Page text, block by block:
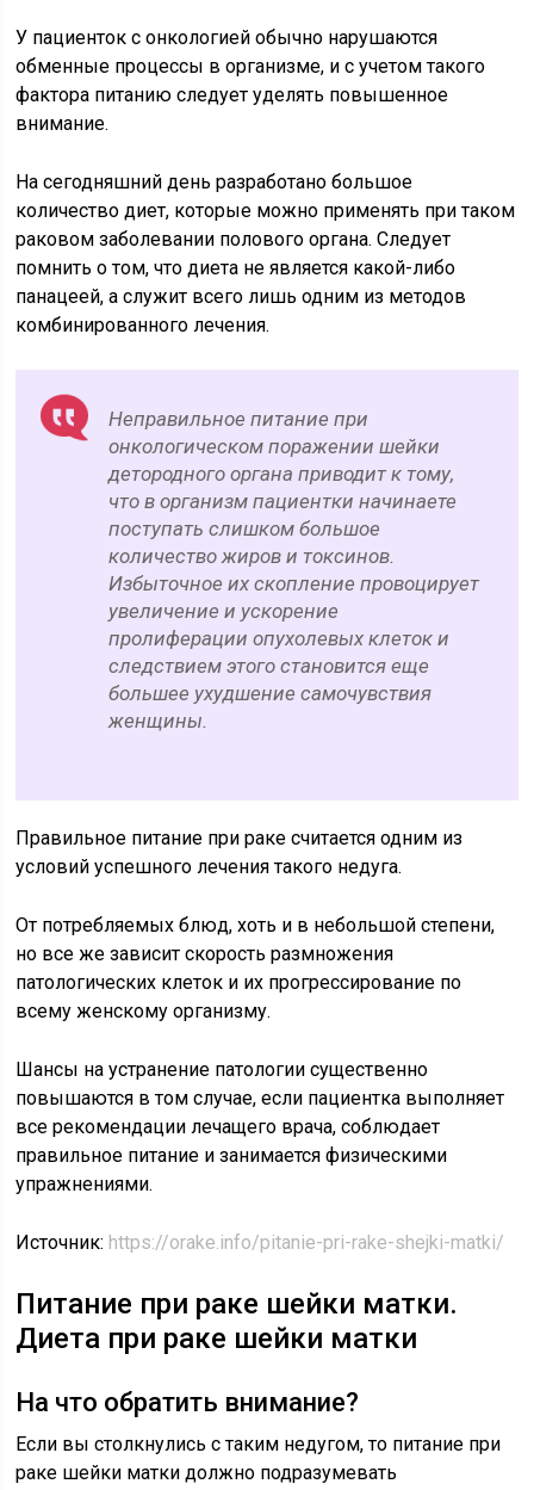
У пациенток с онкологией обычно нарушаются
обменные процессы в организме, и с учетом такого
фактора питанию следует уделять повышенное
внимание.
На сегодняшний день разработано большое
количество диет, которые можно применять при таком
раковом заболевании полового органа. Следует
помнить о том, что диета не является какой-либо
панацеей, а служит всего лишь одним из методов
комбинированного лечения.
Неправильное питание при
онкологическом поражении шейки
детородного органа приводит к тому,
что в организм пациентки начинаете
поступать слишком большое
количество жиров и токсинов.
Избыточное их скопление провоцирует
увеличение и ускорение
пролиферации опухолевых клеток и
следствием этого становится еще
большее ухудшение самочувствия
женщины.
Правильное питание при раке считается одним из
условий успешного лечения такого недуга.
От потребляемых блюд, хоть и в небольшой степени,
но все же зависит скорость размножения
патологических клеток и их прогрессирование по
всему женскому организму.
Шансы на устранение патологии существенно
повышаются в том случае, если пациентка выполняет
все рекомендации лечащего врача, соблюдает
правильное питание и занимается физическими
упражнениями.
Источник: https://orake.info/pitanie-pri-rake-shejki-matki/
Питание при раке шейки матки.
Диета при раке шейки матки
На что обратить внимание?
Если вы столкнулись с таким недугом, то питание при
раке шейки матки должно подразумевать